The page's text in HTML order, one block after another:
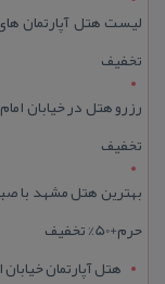
تخفیف
تخفیف
بهترین هتل مشهد با
حرم+50% تخفیف
هتل آپارتمان خیابان امام رضا 1، 2، 3، 5،8